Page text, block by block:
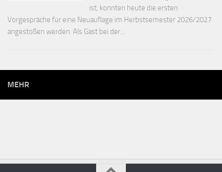
ist, konnten heute die ersten
Vorgespräche für eine Neuauflage im Herbstsemester 2026/2027
angestoßen werden. Als Gast bei der...
MEHR